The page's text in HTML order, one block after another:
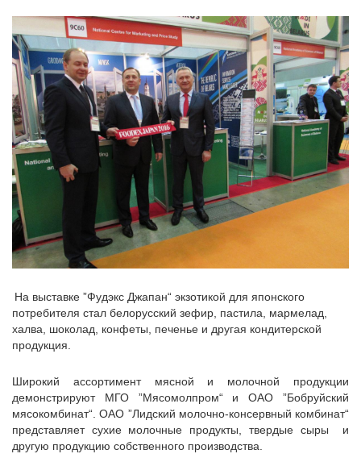
На выставке ”Фудэкс Джапан“ экзотикой для японского
потребителя стал белорусский зефир, пастила, мармелад,
халва, шоколад, конфеты, печенье и другая кондитерской
продукция.
Широкий ассортимент мясной и молочной продукции
демонстрируют МГО ”Мясомолпром“ и ОАО ”Бобруйский
мясокомбинат“. ОАО ”Лидский молочно-консервный комбинат“
представляет сухие молочные продукты, твердые сыры и
другую продукцию собственного производства.